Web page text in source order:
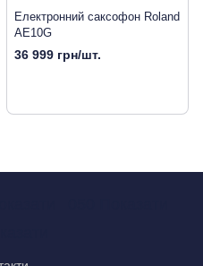
Електронний саксофон Roland
AE10G
36 999 грн/шт.